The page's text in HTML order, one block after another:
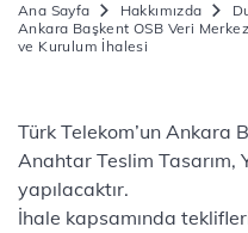
Ana Sayfa Hakkımızda
Ankara Başkent OSB Veri
ve Kurulum İhalesi
​​​​​Türk Telekom’un Ankara
Anahtar Teslim Tasarım,
yapılacaktır.
İhale kapsamında